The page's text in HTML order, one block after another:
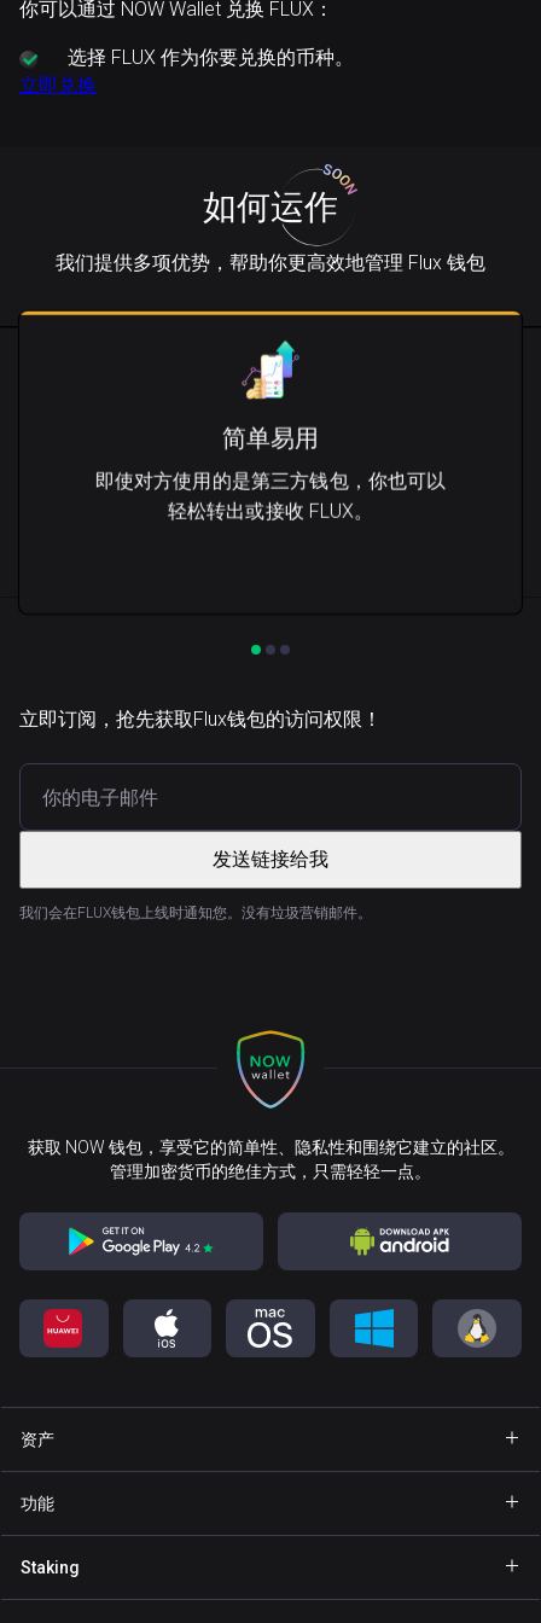
你可以通过 NOW Wallet 兑换 FLUX：
选择 FLUX 作为你要兑换的币种。
立即兑换
如何运作
我们提供多项优势，帮助你更高效地管理 Flux 钱包
简单易用
即使对方使用的是第三方钱包，你也可以
轻松转出或接收 FLUX。
立即订阅，抢先获取Flux钱包的访问权限！
发送链接给我
我们会在FLUX钱包上线时通知您。没有垃圾营销邮件。
获取 NOW 钱包，享受它的简单性、隐私性和围绕它建立的社区。
管理加密货币的绝佳方式，只需轻轻一点。
资产
钱包 Binance Coin
功能
Staking